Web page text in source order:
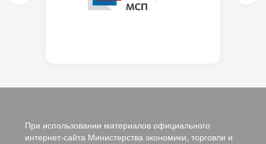
При использовании материалов официального
интернет-сайта Министерства экономики, торговли и